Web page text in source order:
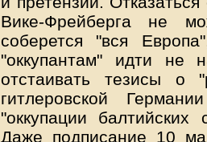
Вике-Фрейберга не
соберется "вся
"оккупантам" идти не
отстаивать тезисы о
гитлеровской
"оккупации
Даже подписание 10